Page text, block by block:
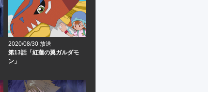
2020/08/30 放送
第13話「紅蓮の翼ガルダモ
ン」